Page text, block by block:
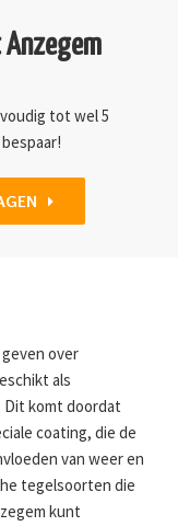
tot wel 5
over
als
Dit komt doordat
coating, die de
van weer en
tegelsoorten die
kunt